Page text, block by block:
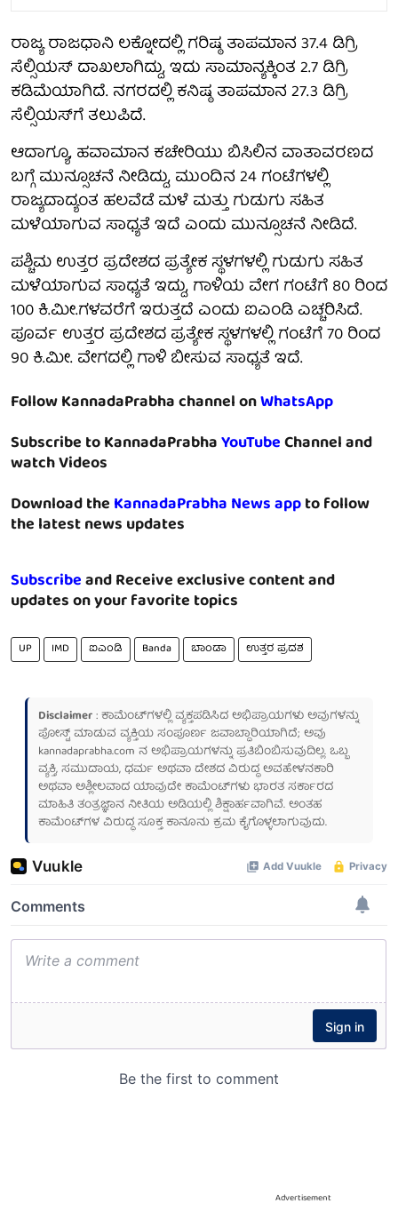
ರಾಜ್ಯ ರಾಜಧಾನಿ ಲಕ್ನೋದಲ್ಲಿ ಗರಿಷ್ಠ ತಾಪಮಾನ 37.4 ಡಿಗ್ರಿ
ಸೆಲ್ಸಿಯಸ್ ದಾಖಲಾಗಿದ್ದು, ಇದು ಸಾಮಾನ್ಯಕ್ಕಿಂತ 2.7 ಡಿಗ್ರಿ
ಕಡಿಮೆಯಾಗಿದೆ. ನಗರದಲ್ಲಿ ಕನಿಷ್ಠ ತಾಪಮಾನ 27.3 ಡಿಗ್ರಿ
ಸೆಲ್ಸಿಯಸ್‌ಗೆ ತಲುಪಿದೆ.
ಆದಾಗ್ಯೂ, ಹವಾಮಾನ ಕಚೇರಿಯು ಬಿಸಿಲಿನ ವಾತಾವರಣದ
ಬಗ್ಗೆ ಮುನ್ಸೂಚನೆ ನೀಡಿದ್ದು, ಮುಂದಿನ 24 ಗಂಟೆಗಳಲ್ಲಿ
ರಾಜ್ಯದಾದ್ಯಂತ ಹಲವೆಡೆ ಮಳೆ ಮತ್ತು ಗುಡುಗು ಸಹಿತ
ಮಳೆಯಾಗುವ ಸಾಧ್ಯತೆ ಇದೆ ಎಂದು ಮುನ್ಸೂಚನೆ ನೀಡಿದೆ.
ಪಶ್ಚಿಮ ಉತ್ತರ ಪ್ರದೇಶದ ಪ್ರತ್ಯೇಕ ಸ್ಥಳಗಳಲ್ಲಿ ಗುಡುಗು ಸಹಿತ
ಮಳೆಯಾಗುವ ಸಾಧ್ಯತೆ ಇದ್ದು, ಗಾಳಿಯ ವೇಗ ಗಂಟೆಗೆ 80 ರಿಂದ
100 ಕಿ.ಮೀ.ಗಳವರೆಗೆ ಇರುತ್ತದೆ ಎಂದು ಐಎಂಡಿ ಎಚ್ಚರಿಸಿದೆ.
ಪೂರ್ವ ಉತ್ತರ ಪ್ರದೇಶದ ಪ್ರತ್ಯೇಕ ಸ್ಥಳಗಳಲ್ಲಿ ಗಂಟೆಗೆ 70 ರಿಂದ
90 ಕಿ.ಮೀ. ವೇಗದಲ್ಲಿ ಗಾಳಿ ಬೀಸುವ ಸಾಧ್ಯತೆ ಇದೆ.
Follow KannadaPrabha channel onWhatsApp
Subscribe to KannadaPrabhaYouTubeChannel and
watch Videos
Download theKannadaPrabha News appto follow
the latest news updates
Subscribeand Receive exclusive content and
updates on your favorite topics
UP IMD ಐಎಂಡಿ Banda ಬಾಂಡಾ ಉತ್ತರ ಪ್ರದಶ
Disclaimer: ಕಾಮೆಂಟ್‌ಗಳಲ್ಲಿ ವ್ಯಕ್ತಪಡಿಸಿದ ಅಭಿಪ್ರಾಯಗಳು ಅವುಗಳನ್ನು
ಪೋಸ್ಟ್ ಮಾಡುವ ವ್ಯಕ್ತಿಯ ಸಂಪೂರ್ಣ ಜವಾಬ್ದಾರಿಯಾಗಿದೆ; ಅವು
kannadaprabha.com ನ ಅಭಿಪ್ರಾಯಗಳನ್ನು ಪ್ರತಿಬಿಂಬಿಸುವುದಿಲ್ಲ. ಒಬ್ಬ
ವ್ಯಕ್ತಿ, ಸಮುದಾಯ, ಧರ್ಮ ಅಥವಾ ದೇಶದ ವಿರುದ್ಧ ಅವಹೇಳನಕಾರಿ
ಅಥವಾ ಅಶ್ಲೀಲವಾದ ಯಾವುದೇ ಕಾಮೆಂಟ್‌ಗಳು ಭಾರತ ಸರ್ಕಾರದ
ಮಾಹಿತಿ ತಂತ್ರಜ್ಞಾನ ನೀತಿಯ ಅಡಿಯಲ್ಲಿ ಶಿಕ್ಷಾರ್ಹವಾಗಿವೆ. ಅಂತಹ
ಕಾಮೆಂಟ್‌ಗಳ ವಿರುದ್ಧ ಸೂಕ್ತ ಕಾನೂನು ಕ್ರಮ ಕೈಗೊಳ್ಳಲಾಗುವುದು.
Advertisement